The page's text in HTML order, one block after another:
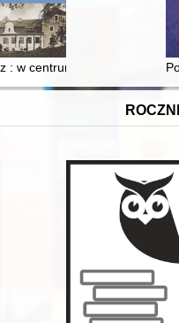
Rzeczypospolitej
: w centrum poligonu